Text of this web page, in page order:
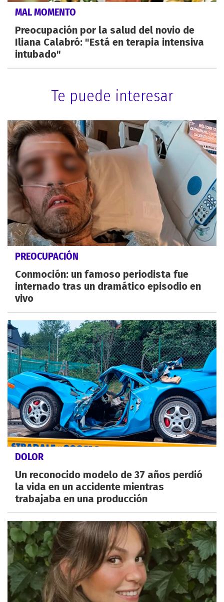
MAL MOMENTO
Preocupación por la salud del novio de
Iliana Calabró: "Está en terapia intensiva
intubado"
Te puede interesar
PREOCUPACIÓN
Conmoción: un famoso periodista fue
internado tras un dramático episodio en
vivo
DOLOR
Un reconocido modelo de 37 años perdió
la vida en un accidente mientras
trabajaba en una producción